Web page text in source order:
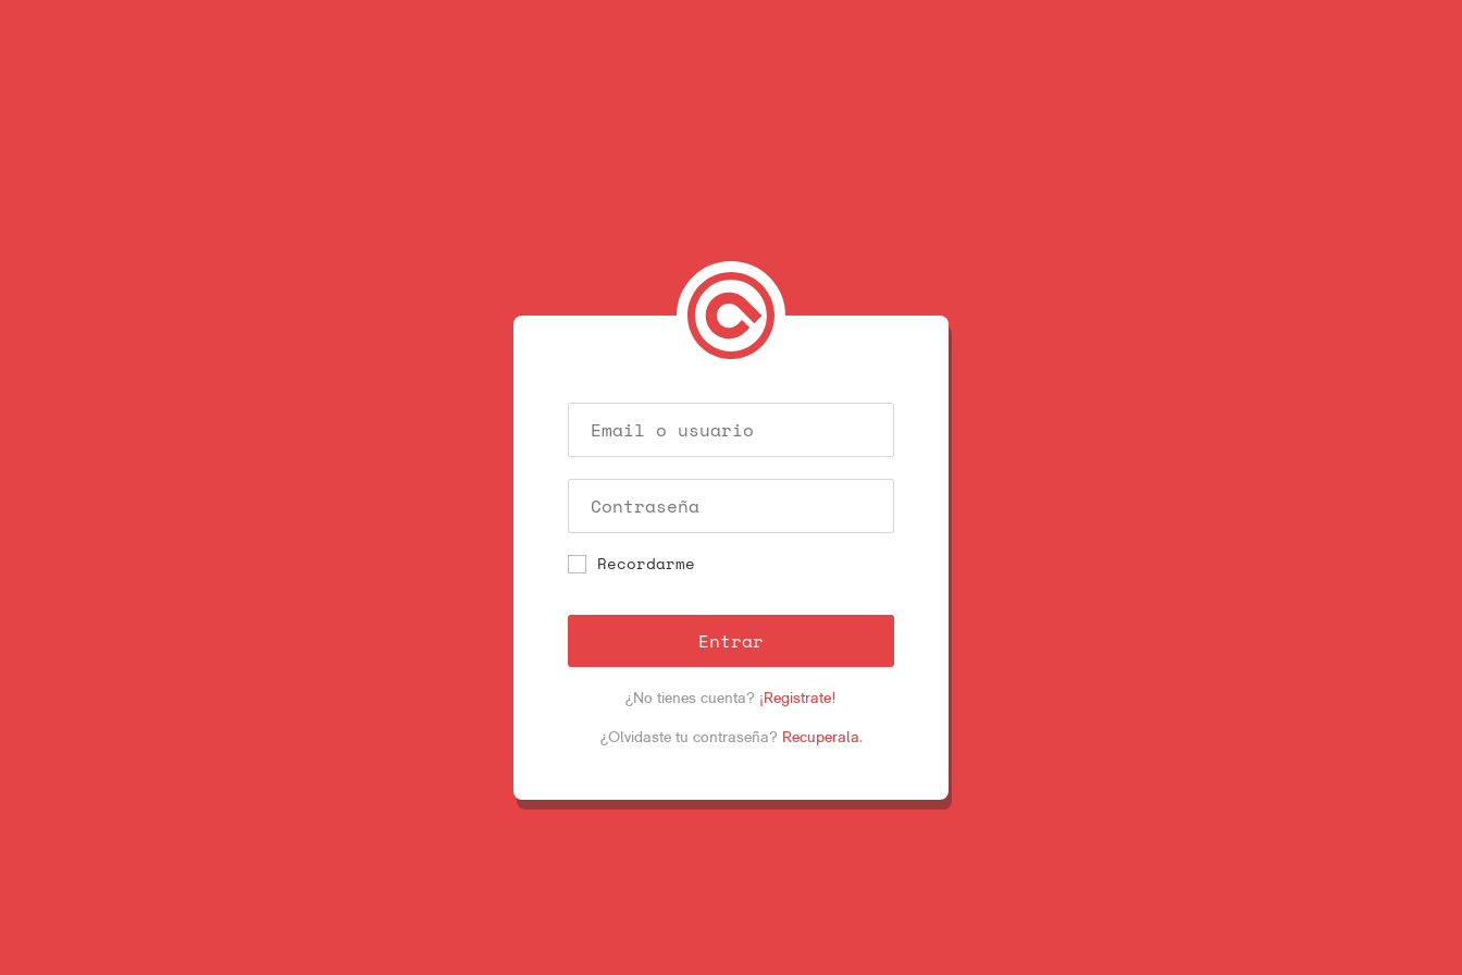
Recordarme
Entrar
¿No tienes cuenta? ¡Registrate!
¿Olvidaste tu contraseña? Recuperala.